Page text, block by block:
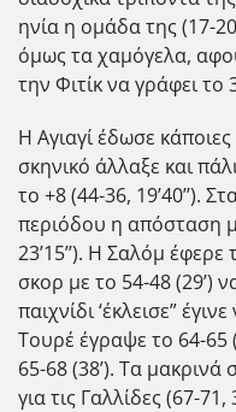
ηνία η ομάδα της (17-
όμως τα χαμόγελα,
την Φιτίκ να γράφει το
Η Αγιαγί έδωσε
σκηνικό άλλαξε και
το +8 (44-36, 19’40’’).
περιόδου η απόσταση
23’15’’). Η Σαλόμ
σκορ με το 54-48 (29’)
παιχνίδι ‘έκλεισε”
Τουρέ έγραψε το 64-65
65-68 (38’). Τα
για τις Γαλλίδες (67-71,